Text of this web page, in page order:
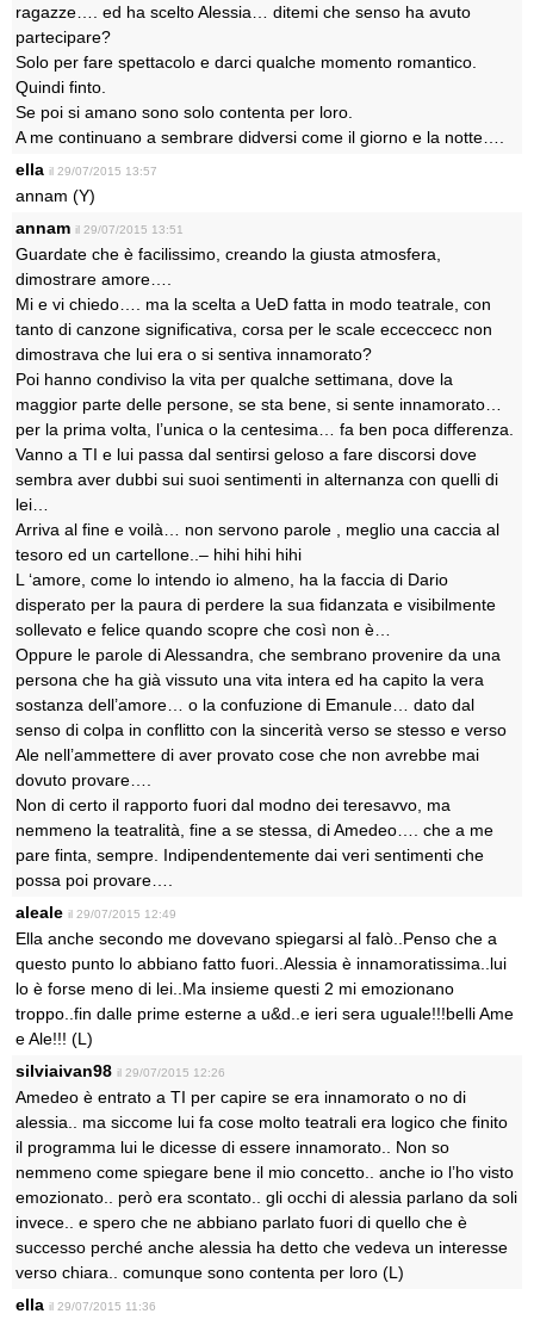
ragazze…. ed ha scelto Alessia… ditemi che senso ha avuto
partecipare?
Solo per fare spettacolo e darci qualche momento romantico.
Quindi finto.
Se poi si amano sono solo contenta per loro.
A me continuano a sembrare didversi come il giorno e la notte….
ella il 29/07/2015 13:57
annam (Y)
annam il 29/07/2015 13:51
Guardate che è facilissimo, creando la giusta atmosfera,
dimostrare amore….
Mi e vi chiedo…. ma la scelta a UeD fatta in modo teatrale, con
tanto di canzone significativa, corsa per le scale ecceccecc non
dimostrava che lui era o si sentiva innamorato?
Poi hanno condiviso la vita per qualche settimana, dove la
maggior parte delle persone, se sta bene, si sente innamorato…
per la prima volta, l’unica o la centesima… fa ben poca differenza.
Vanno a TI e lui passa dal sentirsi geloso a fare discorsi dove
sembra aver dubbi sui suoi sentimenti in alternanza con quelli di
lei…
Arriva al fine e voilà… non servono parole , meglio una caccia al
tesoro ed un cartellone..– hihi hihi hihi
L ‘amore, come lo intendo io almeno, ha la faccia di Dario
disperato per la paura di perdere la sua fidanzata e visibilmente
sollevato e felice quando scopre che così non è…
Oppure le parole di Alessandra, che sembrano provenire da una
persona che ha già vissuto una vita intera ed ha capito la vera
sostanza dell’amore… o la confuzione di Emanule… dato dal
senso di colpa in conflitto con la sincerità verso se stesso e verso
Ale nell’ammettere di aver provato cose che non avrebbe mai
dovuto provare….
Non di certo il rapporto fuori dal modno dei teresavvo, ma
nemmeno la teatralità, fine a se stessa, di Amedeo…. che a me
pare finta, sempre. Indipendentemente dai veri sentimenti che
possa poi provare….
aleale il 29/07/2015 12:49
Ella anche secondo me dovevano spiegarsi al falò..Penso che a
questo punto lo abbiano fatto fuori..Alessia è innamoratissima..lui
lo è forse meno di lei..Ma insieme questi 2 mi emozionano
troppo..fin dalle prime esterne a u&d..e ieri sera uguale!!!belli Ame
e Ale!!! (L)
silviaivan98 il 29/07/2015 12:26
Amedeo è entrato a TI per capire se era innamorato o no di
alessia.. ma siccome lui fa cose molto teatrali era logico che finito
il programma lui le dicesse di essere innamorato.. Non so
nemmeno come spiegare bene il mio concetto.. anche io l’ho visto
emozionato.. però era scontato.. gli occhi di alessia parlano da soli
invece.. e spero che ne abbiano parlato fuori di quello che è
successo perché anche alessia ha detto che vedeva un interesse
verso chiara.. comunque sono contenta per loro (L)
ella il 29/07/2015 11:36